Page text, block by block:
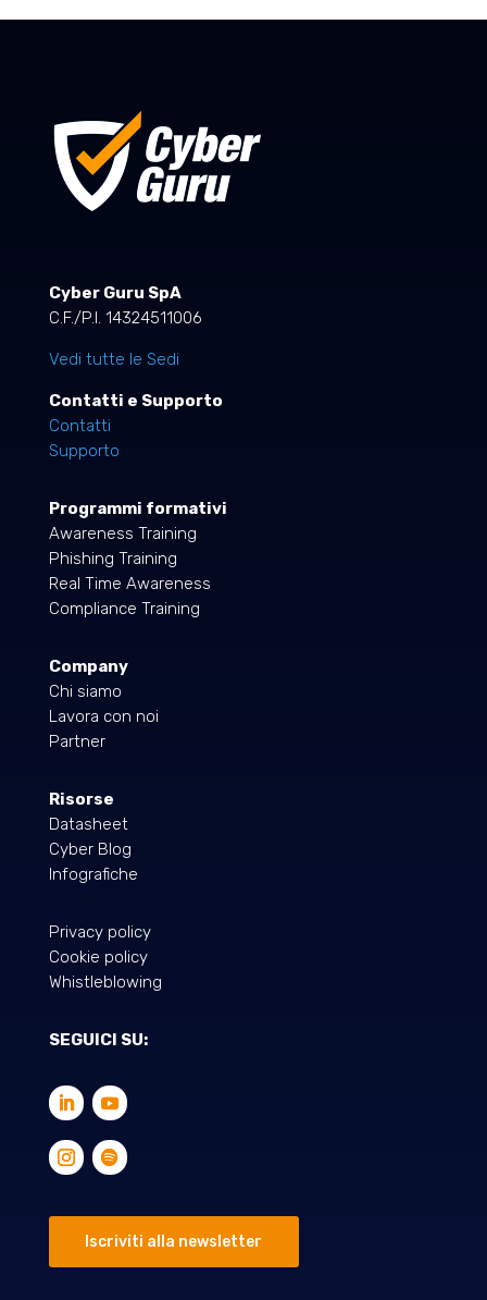
Cyber Guru SpA
C.F./P.I. 14324511006
Vedi tutte le Sedi
Contatti e Supporto
Contatti
Supporto
Programmi formativi
Awareness Training
Phishing Training
Real Time Awareness
Compliance Training
Company
Chi siamo
Lavora con noi
Partner
Risorse
Datasheet
Cyber Blog
Infografiche
Privacy policy
Cookie policy
Whistleblowing
SEGUICI SU:
Iscriviti alla newsletter